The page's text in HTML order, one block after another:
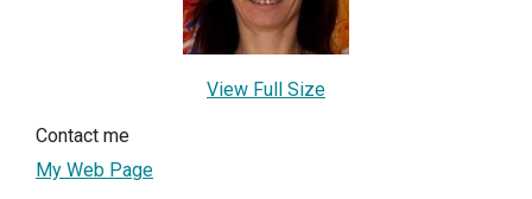
View Full Size
Contact me
My Web Page